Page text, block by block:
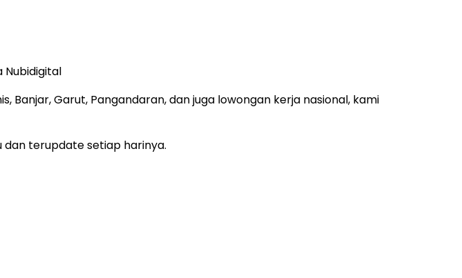
Nubidigital
Banjar, Garut, Pangandaran, dan juga lowongan kerja nasional, kami
terupdate setiap harinya.